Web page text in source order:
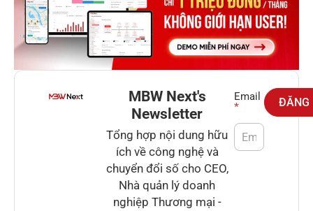
MBW Next's
Newsletter
Tổng hợp nội dung hữu
ích về công nghệ và
chuyển đổi số cho CEO,
Nhà quản lý doanh
nghiệp Thương mại -
Newsletter
Email
*
ĐĂNG